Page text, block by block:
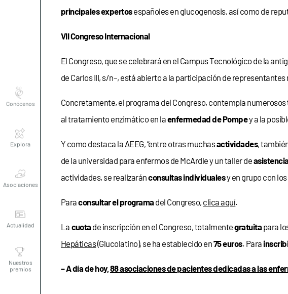
premios
principales expertosespañoles en glucogenosis, así como de
VII Congreso Internacional
El Congreso, que se celebrará en el Campus Tecnológico de la
de Carlos III, s/n–, está abierto a la participación de
Concretamente, el programa del Congreso, contempla numerosos
al tratamiento enzimático en laenfermedad de Pompey a la
Y como destaca la AEEG, “entre otras muchasactividades,
de la universidad para enfermos de McArdle y un taller de
actividades, se realizaránconsultas individualesy en grupo con
Paraconsultar el programa del Congreso, clica aquí.
La cuota de inscripción en el Congreso, totalmentegratuita para
Hepáticas(Glucolatino), se ha establecido en75 euros. Para
– A día de hoy, 88 asociaciones de pacientes dedicadas a las